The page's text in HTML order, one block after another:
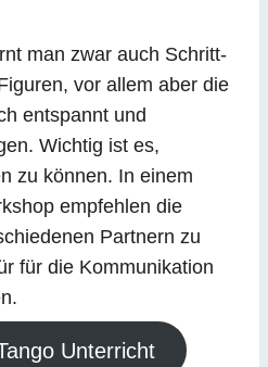
man zwar auch Schritt-
vor allem aber die
entspannt und
Wichtig ist es,
zu können. In einem
empfehlen die
Partnern zu
für die Kommunikation
Unterricht